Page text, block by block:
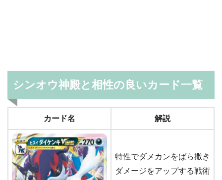
シンオウ神殿と相性の良いカード一覧
カード名 解説
特性でダメカンをばら撒き
ダメージをアップする戦術